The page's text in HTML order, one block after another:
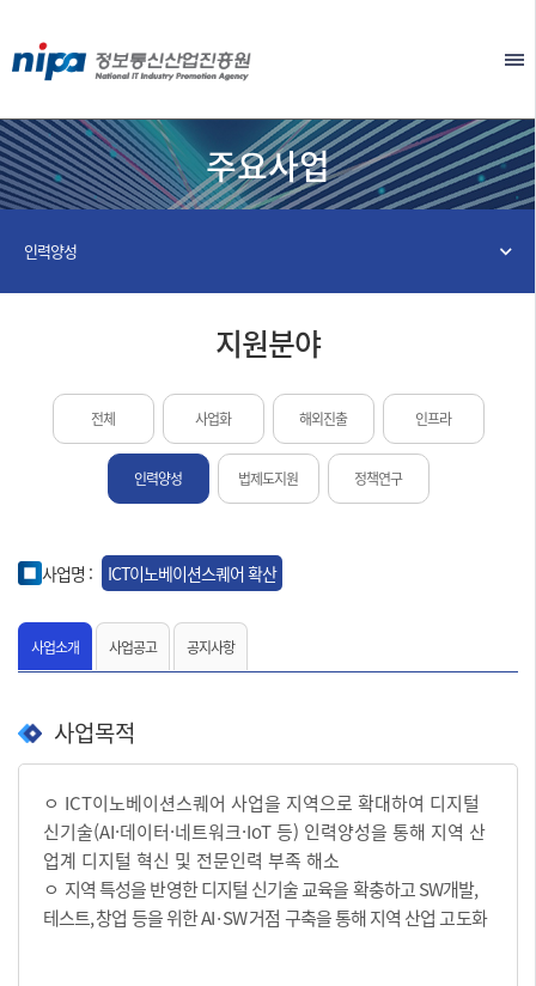
주요사업
인력양성
지원분야
전체 사업화 해외진출 인프라
인력양성 법제도지원 정책연구
사업명 : ICT이노베이션스퀘어 확산
사업소개 사업공고 공지사항
사업목적
ㅇ ICT이노베이션스퀘어 사업을 지역으로 확대하여 디지털
신기술(AI·데이터·네트워크·IoT 등) 인력양성을 통해 지역 산
업계 디지털 혁신 및 전문인력 부족 해소
ㅇ 지역 특성을 반영한 디지털 신기술 교육을 확충하고SW개발,
테스트,창업 등을 위한AI·SW거점 구축을 통해지역 산업 고도화